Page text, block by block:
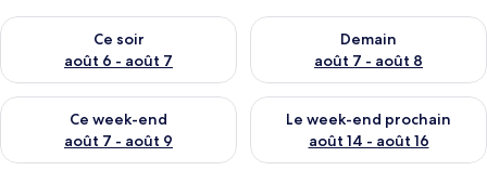
Ce soir
août 6 - août 7
Vérifier la disponibilité pour ce soir août 6 - août 7
Demain
août 7 - août 8
Vérifier la disponibilité pour
Ce week-end
août 7 - août 9
Vérifier la disponibilité pour ce week-end août 7 - août 9
Le week-end prochain
août 14 - août 16
Vérifier la disponibilité pour